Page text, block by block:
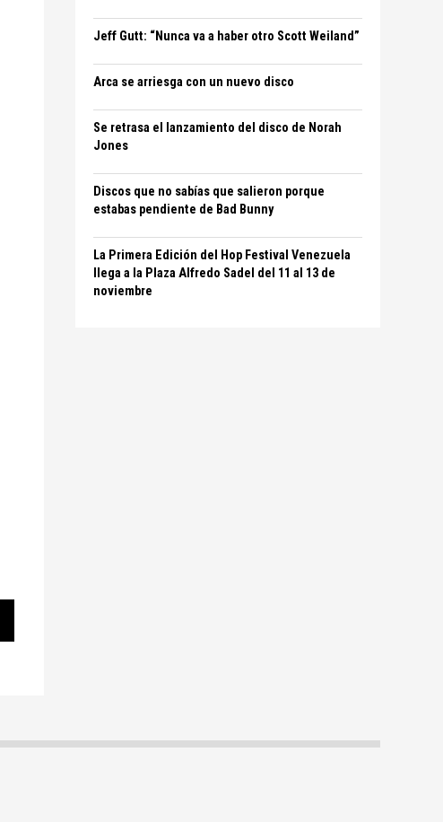
Jeff Gutt: “Nunca va a haber otro Scott Weiland”
Arca se arriesga con un nuevo disco
Se retrasa el lanzamiento del disco de Norah
Jones
Discos que no sabías que salieron porque
estabas pendiente de Bad Bunny
La Primera Edición del Hop Festival Venezuela
llega a la Plaza Alfredo Sadel del 11 al 13 de
noviembre